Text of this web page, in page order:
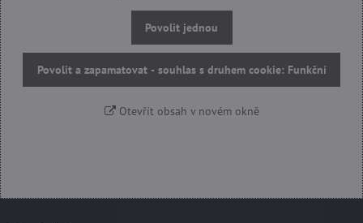
Povolit jednou
Povolit a zapamatovat - souhlas s druhem cookie: Funkční
Otevřít obsah v novém okně